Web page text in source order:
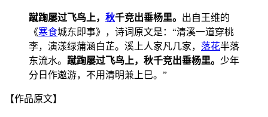
蹴踘屡过飞鸟上， 秋千竞出垂杨里。 出自王维的
《寒食城东即事》，诗词原文是：“清溪一道穿桃
李，演漾绿蒲涵白芷。溪上人家凡几家， 落花半落
东流水。 蹴踘屡过飞鸟上，秋千竞出垂杨里。 少年
分日作遨游，不用清明兼上巳。”
【作品原文】